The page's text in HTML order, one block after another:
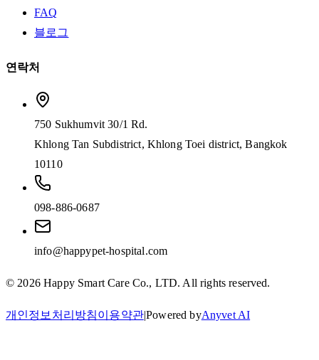
FAQ
블로그
연락처
750 Sukhumvit 30/1 Rd.
Khlong Tan Subdistrict, Khlong Toei district, Bangkok
10110
098-886-0687
info@happypet-hospital.com
© 2026Happy Smart Care Co., LTD. All rights reserved.
개인정보처리방침이용약관|Powered byAnyvet AI